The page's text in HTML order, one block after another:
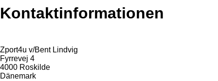
Kontaktinformationen
Zport4u v/Bent Lindvig
Fyrrevej 4
4000 Roskilde
Dänemark